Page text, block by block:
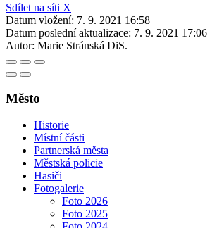
Sdílet na síti X
Datum vložení: 7. 9. 2021 16:58
Datum poslední aktualizace: 7. 9. 2021 17:06
Autor: Marie Stránská DiS.
Město
Historie
Místní části
Partnerská města
Městská policie
Hasiči
Fotogalerie
Foto 2026
Foto 2025